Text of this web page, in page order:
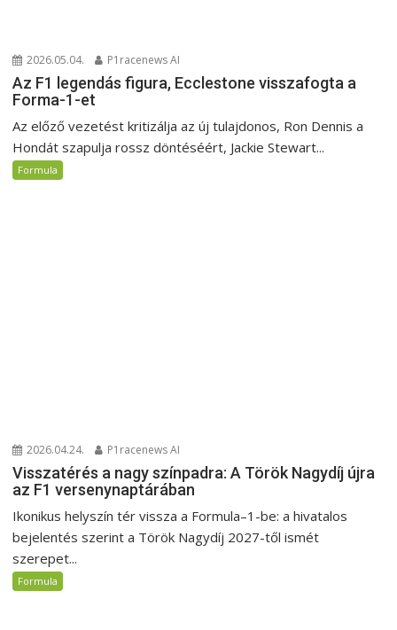
2026.05.04. P1racenews AI
Az F1 legendás figura, Ecclestone visszafogta a
Forma-1-et
Az előző vezetést kritizálja az új tulajdonos, Ron Dennis a
Hondát szapulja rossz döntéséért, Jackie Stewart...
Formula
2026.04.24. P1racenews AI
Visszatérés a nagy színpadra: A Török Nagydíj újra
az F1 versenynaptárában
Ikonikus helyszín tér vissza a Formula–1-be: a hivatalos
bejelentés szerint a Török Nagydíj 2027-től ismét
szerepet...
Formula